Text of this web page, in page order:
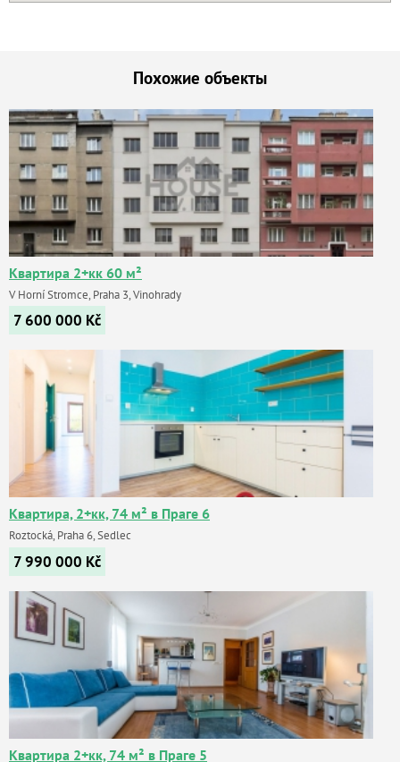
Похожие объекты
Квартира 2+кк 60 м²
V Horní Stromce, Praha 3, Vinohrady
7 600 000 Kč
Квартира, 2+кк, 74 м² в Праге 6
Roztocká, Praha 6, Sedlec
7 990 000 Kč
Квартира 2+кк, 74 м² в Праге 5